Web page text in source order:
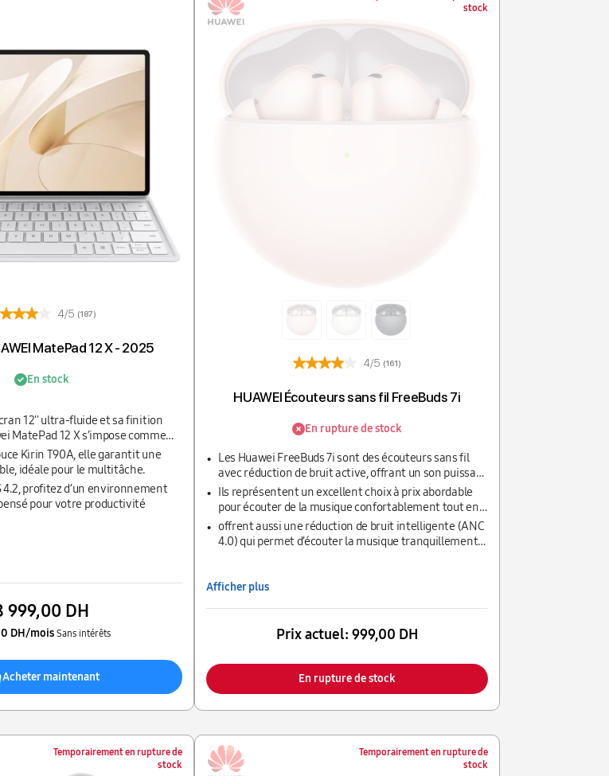
4/5 (187)
MatePad 12 X - 2025
En stock
12'' ultra-fluide et sa finition
MatePad 12 X s’impose comme
gamme conçue pour la
Kirin T90A, elle garantit une
idéale pour le multitâche.
4.2, profitez d’un environnement
pour votre productivité
999,00 DH
DH/mois Sans intérêts
Acheter maintenant
stock
4/5 (161)
HUAWEI Écouteurs sans fil FreeBuds 7i
En rupture de stock
Les Huawei FreeBuds 7i sont des écouteurs sans fil
avec réduction de bruit active, offrant un son puissant
avec de bonnes basses et une autonomie allant
jusqu’à 35 heures.
Ils représentent un excellent choix à prix abordable
pour écouter de la musique confortablement tout en
réduisant les bruits environnants.
offrent aussi une réduction de bruit intelligente (ANC
4.0) qui permet d’écouter la musique tranquillement
Afficher plus
Prix actuel: 999,00 DH
En rupture de stock
Temporairement en rupture de
stock
Temporairement en rupture de
stock